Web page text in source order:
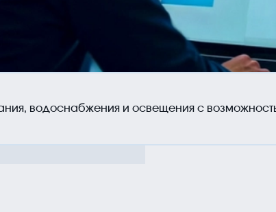
водоснабжения и освещения с